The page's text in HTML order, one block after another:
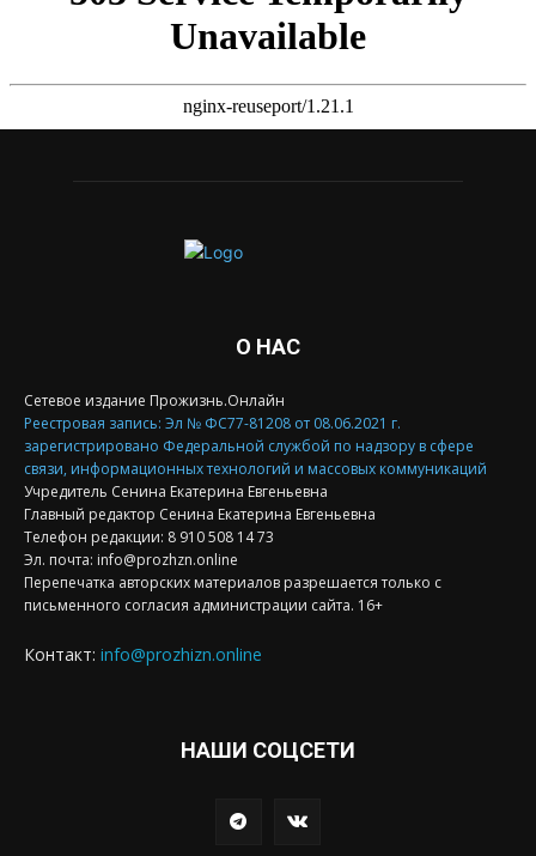
О НАС
Сетевое издание Прожизнь.Онлайн
Реестровая запись: Эл № ФС77-81208 от 08.06.2021 г.
зарегистрировано Федеральной службой по надзору в сфере
связи, информационных технологий и массовых коммуникаций
Учредитель Сенина Екатерина Евгеньевна
Главный редактор Сенина Екатерина Евгеньевна
Телефон редакции: 8 910 508 14 73
Эл. почта: info@prozhzn.online
Перепечатка авторских материалов разрешается только с
письменного согласия администрации сайта. 16+
Контакт: info@prozhizn.online
НАШИ СОЦСЕТИ